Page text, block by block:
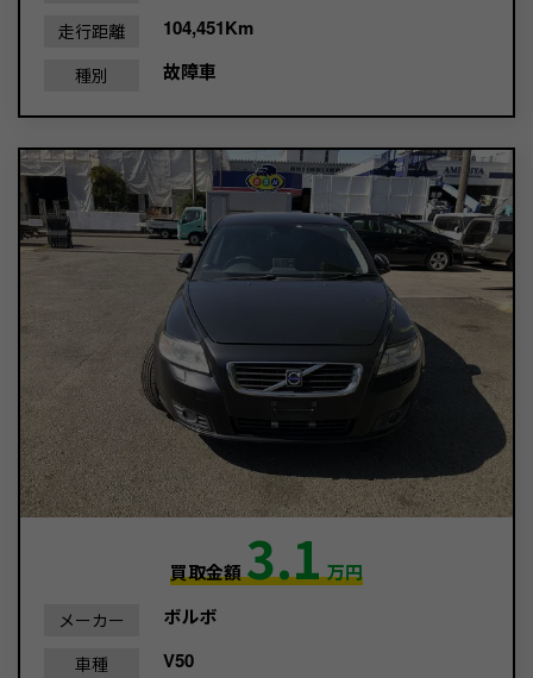
走行距離 104,451Km
種別 故障車
買取金額3.1万円
メーカー ボルボ
車種 V50